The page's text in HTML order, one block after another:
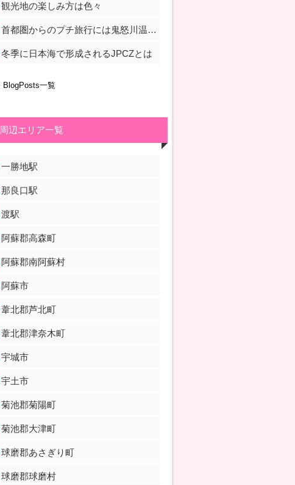
観光地の楽しみ方は色々
首都圏からのプチ旅行には鬼怒川温泉がおすすめ
冬季に日本海で形成されるJPCZとは
BlogPosts一覧
周辺エリア一覧
一勝地駅
那良口駅
渡駅
阿蘇郡高森町
阿蘇郡南阿蘇村
阿蘇市
葦北郡芦北町
葦北郡津奈木町
宇城市
宇土市
菊池郡菊陽町
菊池郡大津町
球磨郡あさぎり町
球磨郡球磨村